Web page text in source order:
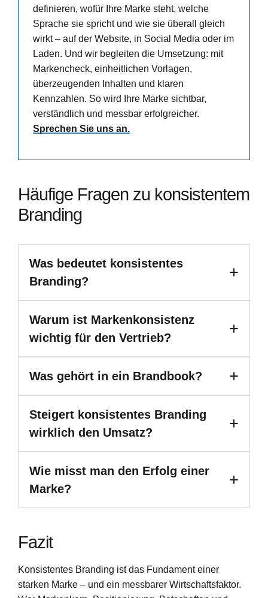
definieren, wofür Ihre Marke steht, welche
Sprache sie spricht und wie sie überall gleich
wirkt – auf der Website, in Social Media oder im
Laden. Und wir begleiten die Umsetzung: mit
Markencheck, einheitlichen Vorlagen,
überzeugenden Inhalten und klaren
Kennzahlen. So wird Ihre Marke sichtbar,
verständlich und messbar erfolgreicher.
Sprechen Sie uns an.
Häufige Fragen zu konsistentem
Branding
Was bedeutet konsistentes
Branding?
Warum ist Markenkonsistenz
wichtig für den Vertrieb?
Was gehört in ein Brandbook?
Steigert konsistentes Branding
wirklich den Umsatz?
Wie misst man den Erfolg einer
Marke?
Fazit
Konsistentes Branding ist das Fundament einer
starken Marke – und ein messbarer Wirtschaftsfaktor.